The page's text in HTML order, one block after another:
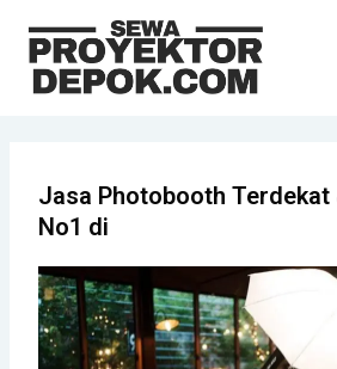
konten
Jasa Photobooth Terdekat
No1 di